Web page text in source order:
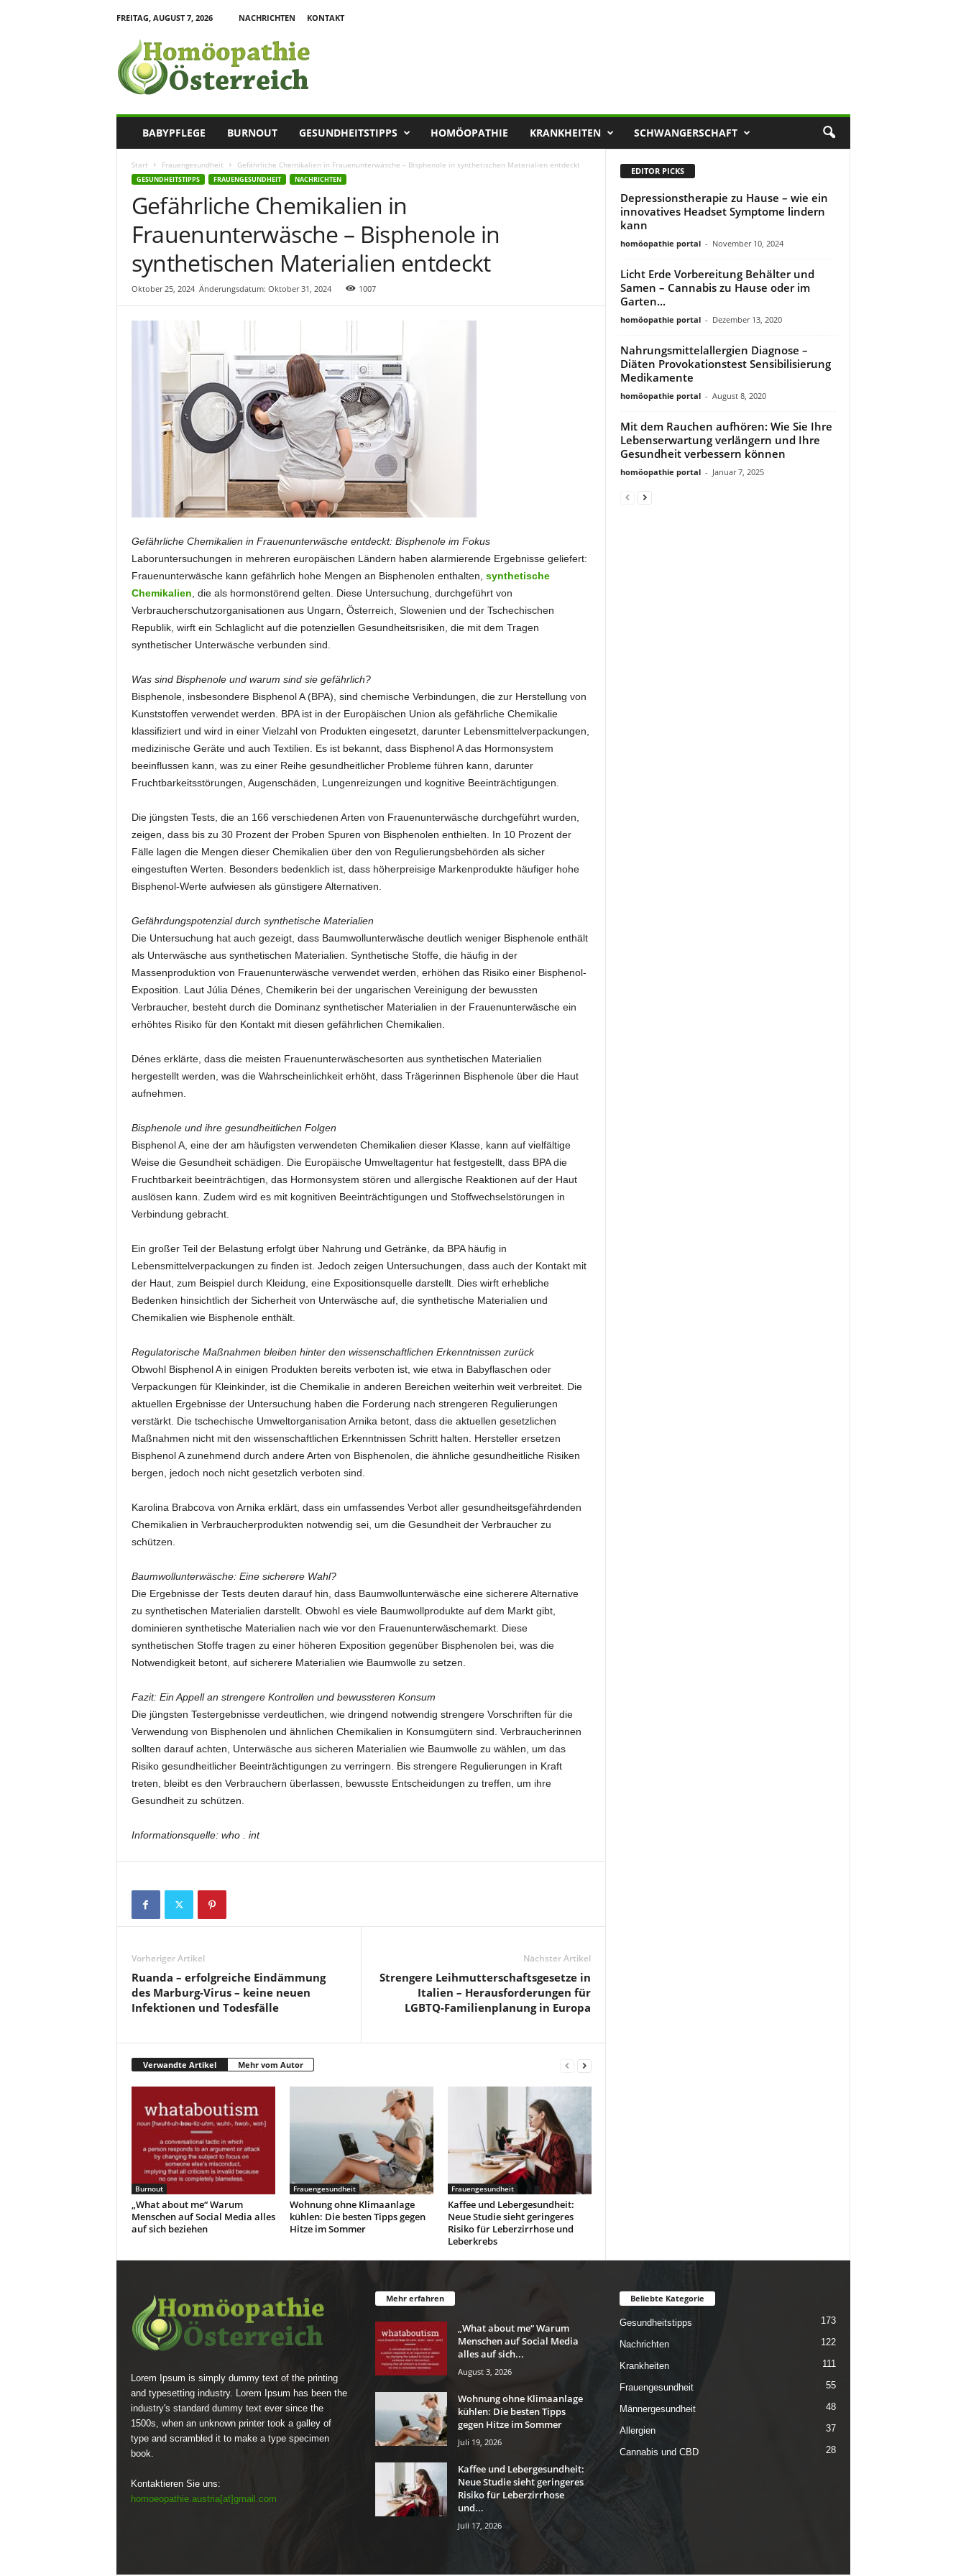
FREITAG, AUGUST 7, 2026 NACHRICHTEN
KONTAKT
m
o
a
BABYPFLEGE BURNOUT GESUNDHEITSTIPPS HOMÖOPATHIE KRANKHEITEN SCHWANGERSCHAFT
Start Frauengesundheit Gefährliche Chemikalien in Frauenunterwäsche – Bisphenole in synthetischen Materialien entdeckt
GESUNDHEITSTIPPS FRAUENGESUNDHEIT NACHRICHTEN
Gefährliche Chemikalien in
Frauenunterwäsche – Bisphenole in
synthetischen Materialien entdeckt
Oktober 25, 2024 Änderungsdatum: Oktober 31, 2024 1007
Gefährliche Chemikalien in Frauenunterwäsche entdeckt: Bisphenole im Fokus
Laboruntersuchungen in mehreren europäischen Ländern haben alarmierende Ergebnisse geliefert:
Frauenunterwäsche kann gefährlich hohe Mengen an Bisphenolen enthalten, synthetische
Chemikalien , die als hormonstörend gelten. Diese Untersuchung, durchgeführt von
Verbraucherschutzorganisationen aus Ungarn, Österreich, Slowenien und der Tschechischen
Republik, wirft ein Schlaglicht auf die potenziellen Gesundheitsrisiken, die mit dem Tragen
synthetischer Unterwäsche verbunden sind.
Was sind Bisphenole und warum sind sie gefährlich?
Bisphenole, insbesondere Bisphenol A (BPA), sind chemische Verbindungen, die zur Herstellung von
Kunststoffen verwendet werden. BPA ist in der Europäischen Union als gefährliche Chemikalie
klassifiziert und wird in einer Vielzahl von Produkten eingesetzt, darunter Lebensmittelverpackungen,
medizinische Geräte und auch Textilien. Es ist bekannt, dass Bisphenol A das Hormonsystem
beeinflussen kann, was zu einer Reihe gesundheitlicher Probleme führen kann, darunter
Fruchtbarkeitsstörungen, Augenschäden, Lungenreizungen und kognitive Beeinträchtigungen.
Die jüngsten Tests, die an 166 verschiedenen Arten von Frauenunterwäsche durchgeführt wurden,
zeigen, dass bis zu 30 Prozent der Proben Spuren von Bisphenolen enthielten. In 10 Prozent der
Fälle lagen die Mengen dieser Chemikalien über den von Regulierungsbehörden als sicher
eingestuften Werten. Besonders bedenklich ist, dass höherpreisige Markenprodukte häufiger hohe
Bisphenol-Werte aufwiesen als günstigere Alternativen.
Gefährdungspotenzial durch synthetische Materialien
Die Untersuchung hat auch gezeigt, dass Baumwollunterwäsche deutlich weniger Bisphenole enthält
als Unterwäsche aus synthetischen Materialien. Synthetische Stoffe, die häufig in der
Massenproduktion von Frauenunterwäsche verwendet werden, erhöhen das Risiko einer Bisphenol-
Exposition. Laut Júlia Dénes, Chemikerin bei der ungarischen Vereinigung der bewussten
Verbraucher, besteht durch die Dominanz synthetischer Materialien in der Frauenunterwäsche ein
erhöhtes Risiko für den Kontakt mit diesen gefährlichen Chemikalien.
Dénes erklärte, dass die meisten Frauenunterwäschesorten aus synthetischen Materialien
hergestellt werden, was die Wahrscheinlichkeit erhöht, dass Trägerinnen Bisphenole über die Haut
aufnehmen.
Bisphenole und ihre gesundheitlichen Folgen
Bisphenol A, eine der am häufigsten verwendeten Chemikalien dieser Klasse, kann auf vielfältige
Weise die Gesundheit schädigen. Die Europäische Umweltagentur hat festgestellt, dass BPA die
Fruchtbarkeit beeinträchtigen, das Hormonsystem stören und allergische Reaktionen auf der Haut
auslösen kann. Zudem wird es mit kognitiven Beeinträchtigungen und Stoffwechselstörungen in
Verbindung gebracht.
Ein großer Teil der Belastung erfolgt über Nahrung und Getränke, da BPA häufig in
Lebensmittelverpackungen zu finden ist. Jedoch zeigen Untersuchungen, dass auch der Kontakt mit
der Haut, zum Beispiel durch Kleidung, eine Expositionsquelle darstellt. Dies wirft erhebliche
Bedenken hinsichtlich der Sicherheit von Unterwäsche auf, die synthetische Materialien und
Chemikalien wie Bisphenole enthält.
Regulatorische Maßnahmen bleiben hinter den wissenschaftlichen Erkenntnissen zurück
Obwohl Bisphenol A in einigen Produkten bereits verboten ist, wie etwa in Babyflaschen oder
Verpackungen für Kleinkinder, ist die Chemikalie in anderen Bereichen weiterhin weit verbreitet. Die
aktuellen Ergebnisse der Untersuchung haben die Forderung nach strengeren Regulierungen
verstärkt. Die tschechische Umweltorganisation Arnika betont, dass die aktuellen gesetzlichen
Maßnahmen nicht mit den wissenschaftlichen Erkenntnissen Schritt halten. Hersteller ersetzen
Bisphenol A zunehmend durch andere Arten von Bisphenolen, die ähnliche gesundheitliche Risiken
bergen, jedoch noch nicht gesetzlich verboten sind.
Karolina Brabcova von Arnika erklärt, dass ein umfassendes Verbot aller gesundheitsgefährdenden
Chemikalien in Verbraucherprodukten notwendig sei, um die Gesundheit der Verbraucher zu
schützen.
Baumwollunterwäsche: Eine sicherere Wahl?
Die Ergebnisse der Tests deuten darauf hin, dass Baumwollunterwäsche eine sicherere Alternative
zu synthetischen Materialien darstellt. Obwohl es viele Baumwollprodukte auf dem Markt gibt,
dominieren synthetische Materialien nach wie vor den Frauenunterwäschemarkt. Diese
synthetischen Stoffe tragen zu einer höheren Exposition gegenüber Bisphenolen bei, was die
Notwendigkeit betont, auf sicherere Materialien wie Baumwolle zu setzen.
Fazit: Ein Appell an strengere Kontrollen und bewussteren Konsum
Die jüngsten Testergebnisse verdeutlichen, wie dringend notwendig strengere Vorschriften für die
Verwendung von Bisphenolen und ähnlichen Chemikalien in Konsumgütern sind. Verbraucherinnen
sollten darauf achten, Unterwäsche aus sicheren Materialien wie Baumwolle zu wählen, um das
Risiko gesundheitlicher Beeinträchtigungen zu verringern. Bis strengere Regulierungen in Kraft
treten, bleibt es den Verbrauchern überlassen, bewusste Entscheidungen zu treffen, um ihre
Gesundheit zu schützen.
Informationsquelle: who . int
Vorheriger Artikel
Ruanda – erfolgreiche Eindämmung
des Marburg-Virus – keine neuen
Infektionen und Todesfälle
Nächster Artikel
Strengere Leihmutterschaftsgesetze in
Italien – Herausforderungen für
LGBTQ-Familienplanung in Europa
Verwandte Artikel Mehr vom Autor
Burnout
„What about me“ Warum
Menschen auf Social Media alles
auf sich beziehen
Frauengesundheit
Wohnung ohne Klimaanlage
kühlen: Die besten Tipps gegen
Hitze im Sommer
Frauengesundheit
Kaffee und Lebergesundheit:
Neue Studie sieht geringeres
Risiko für Leberzirrhose und
Leberkrebs
EDITOR PICKS
Depressionstherapie zu Hause – wie ein
innovatives Headset Symptome lindern
kann
homöopathie portal - November 10, 2024
Licht Erde Vorbereitung Behälter und
Samen – Cannabis zu Hause oder im
Garten...
homöopathie portal - Dezember 13, 2020
Nahrungsmittelallergien Diagnose –
Diäten Provokationstest Sensibilisierung
Medikamente
homöopathie portal - August 8, 2020
Mit dem Rauchen aufhören: Wie Sie Ihre
Lebenserwartung verlängern und Ihre
Gesundheit verbessern können
homöopathie portal - Januar 7, 2025
Lorem Ipsum is simply dummy text of the printing
and typesetting industry. Lorem Ipsum has been the
industry's standard dummy text ever since the
1500s, when an unknown printer took a galley of
type and scrambled it to make a type specimen
book.
Kontaktieren Sie uns:
homoeopathie.austria[at]gmail.com
Mehr erfahren
„What about me“ Warum
Menschen auf Social Media
alles auf sich...
August 3, 2026
Wohnung ohne Klimaanlage
kühlen: Die besten Tipps
gegen Hitze im Sommer
Juli 19, 2026
Kaffee und Lebergesundheit:
Neue Studie sieht geringeres
Risiko für Leberzirrhose
und...
Juli 17, 2026
Beliebte Kategorie
Gesundheitstipps 173
Nachrichten 122
Krankheiten 111
Frauengesundheit 55
Männergesundheit 48
Allergien 37
Cannabis und CBD 28